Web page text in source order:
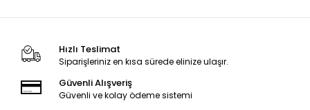
Hızlı Teslimat
Siparişleriniz en kısa sürede elinize ulaşır.
Güvenli Alışveriş
Güvenli ve kolay ödeme sistemi